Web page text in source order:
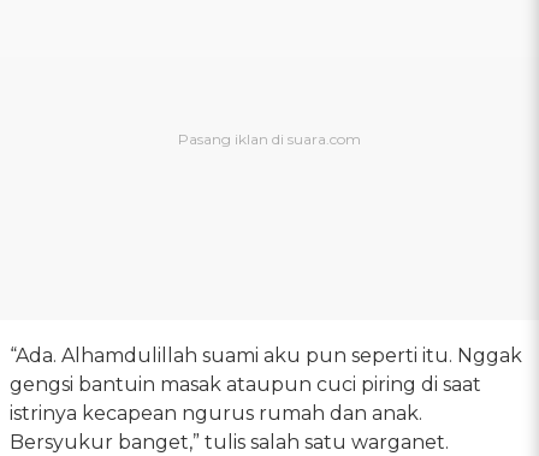
“Ada. Alhamdulillah suami aku pun seperti itu. Nggak
gengsi bantuin masak ataupun cuci piring di saat
istrinya kecapean ngurus rumah dan anak.
Bersyukur banget,” tulis salah satu warganet.